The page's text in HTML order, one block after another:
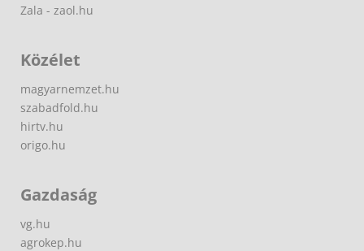
Zala - zaol.hu
Közélet
magyarnemzet.hu
szabadfold.hu
hirtv.hu
origo.hu
Gazdaság
vg.hu
agrokep.hu